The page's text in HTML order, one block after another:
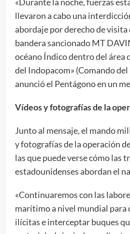
llevaron a cabo una
abordaje por derecho de visita
bandera sancionado MT
océano Índico dentro del área
del Indopacom» (Comando
anunció el Pentágono en un
Vídeos y fotografías de la
Junto al mensaje, el mando
y fotografías de la operación
las que puede verse cómo las
estadounidenses abordan el
«Continuaremos con las
marítimo a nivel mundial para
ilícitas e interceptar buques